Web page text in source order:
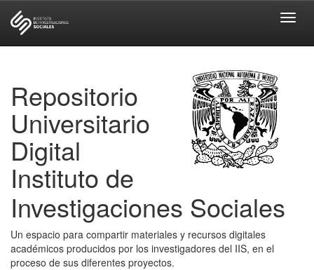
Repositorio
Universitario
Digital
Instituto de
Investigaciones Sociales
Un espacio para compartir materiales y recursos digitales
académicos producidos por los investigadores del IIS, en el
proceso de sus diferentes proyectos.